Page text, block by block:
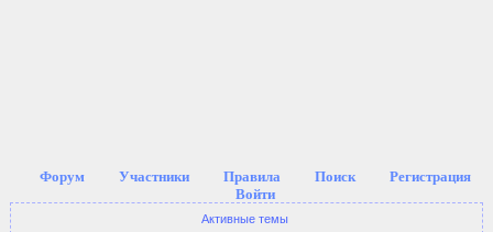
Форум Участники Правила Поиск
Регистрация
Войти
Активные темы